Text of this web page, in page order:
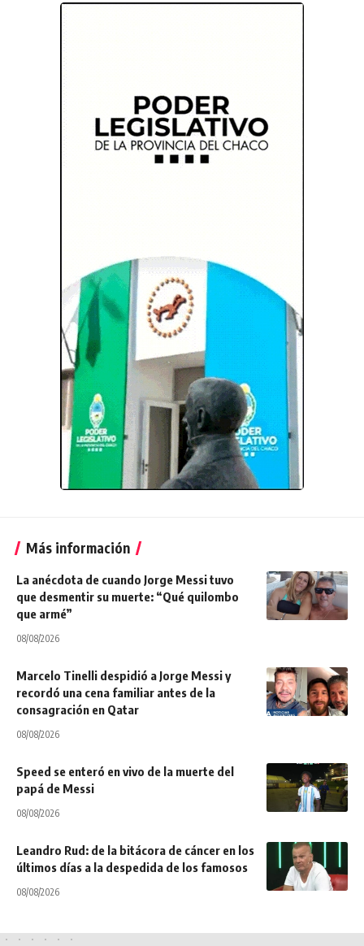
Más información
La anécdota de cuando Jorge Messi tuvo
que desmentir su muerte: “Qué quilombo
que armé”
08/08/2026
Marcelo Tinelli despidió a Jorge Messi y
recordó una cena familiar antes de la
consagración en Qatar
08/08/2026
Speed se enteró en vivo de la muerte del
papá de Messi
08/08/2026
Leandro Rud: de la bitácora de cáncer en los
últimos días a la despedida de los famosos
08/08/2026